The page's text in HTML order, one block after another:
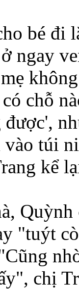
bé đi
ngay
chỗ
túi
kể
Quỳnh
"tuýt
chị